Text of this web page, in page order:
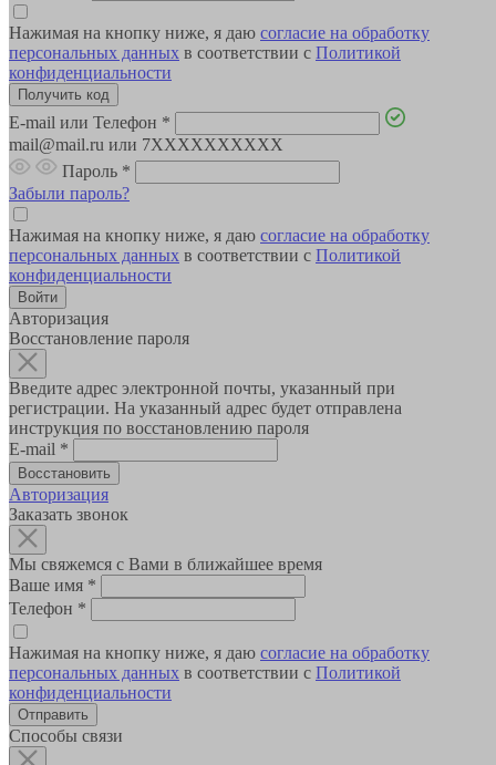
Нажимая на кнопку ниже, я даю согласие на обработку
персональных данных в соответствии с Политикой
конфиденциальности
E-mail или Телефон *
mail@mail.ru или 7XXXXXXXXXX
Пароль *
Забыли пароль?
Нажимая на кнопку ниже, я даю согласие на обработку
персональных данных в соответствии с Политикой
конфиденциальности
Авторизация
Восстановление пароля
Введите адрес электронной почты, указанный при
регистрации. На указанный адрес будет отправлена
инструкция по восстановлению пароля
E-mail *
Авторизация
Заказать звонок
Мы свяжемся с Вами в ближайшее время
Ваше имя *
Телефон *
Нажимая на кнопку ниже, я даю согласие на обработку
персональных данных в соответствии с Политикой
конфиденциальности
Способы связи